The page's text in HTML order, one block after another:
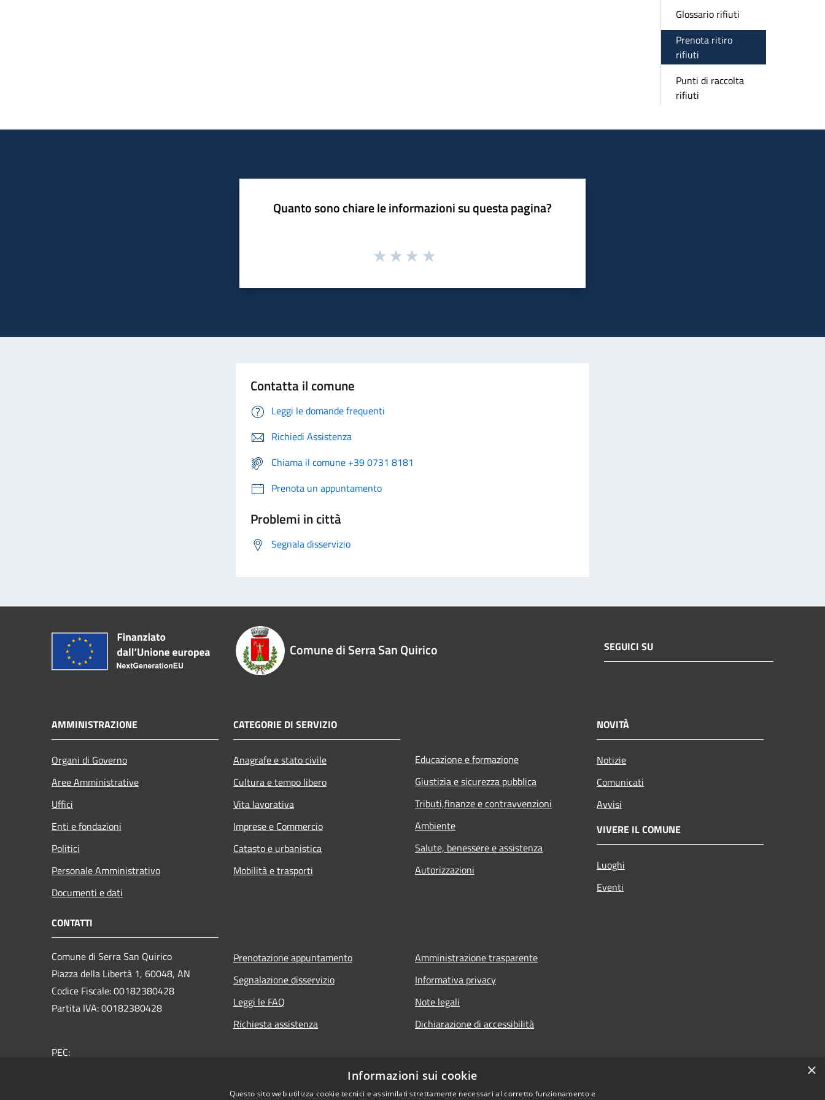
Glossario rifiuti
Prenota ritiro
rifiuti
Punti di raccolta
rifiuti
Quanto sono chiare le informazioni su questa pagina?
Contatta il comune
Leggi le domande frequenti
Richiedi Assistenza
Chiama il comune +39 0731 8181
Prenota un appuntamento
Problemi in città
Segnala disservizio
Comune di Serra San Quirico SEGUICI SU
AMMINISTRAZIONE
Organi di Governo
Aree Amministrative
Uffici
Enti e fondazioni
Politici
Personale Amministrativo
Documenti e dati
CATEGORIE DI SERVIZIO
Anagrafe e stato civile
Cultura e tempo libero
Vita lavorativa
Imprese e Commercio
Catasto e urbanistica
Mobilità e trasporti
Educazione e formazione
Giustizia e sicurezza pubblica
Tributi,finanze e contravvenzioni
Ambiente
Salute, benessere e assistenza
Autorizzazioni
NOVITÀ
Notizie
Comunicati
Avvisi
VIVERE IL COMUNE
Luoghi
Eventi
CONTATTI
Comune di Serra San Quirico
Piazza della Libertà 1, 60048, AN
Codice Fiscale: 00182380428
Partita IVA: 00182380428
PEC:
Prenotazione appuntamento
Segnalazione disservizio
Leggi le FAQ
Richiesta assistenza
Amministrazione trasparente
Informativa privacy
Note legali
Dichiarazione di accessibilità
×
Informazioni sui cookie
Questo sito web utilizza cookie tecnici e assimilati strettamente necessari al corretto funzionamento e